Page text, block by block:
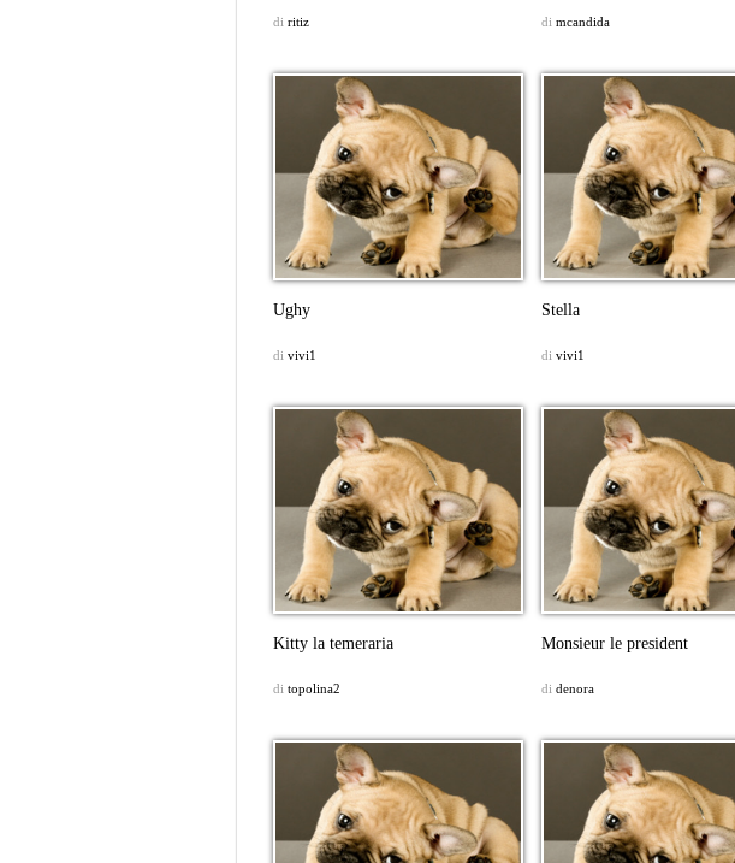
di ritiz di mcandida
Ughy
di vivi1
Stella
di vivi1
Kitty la temeraria
di topolina2
Monsieur le president
di denora